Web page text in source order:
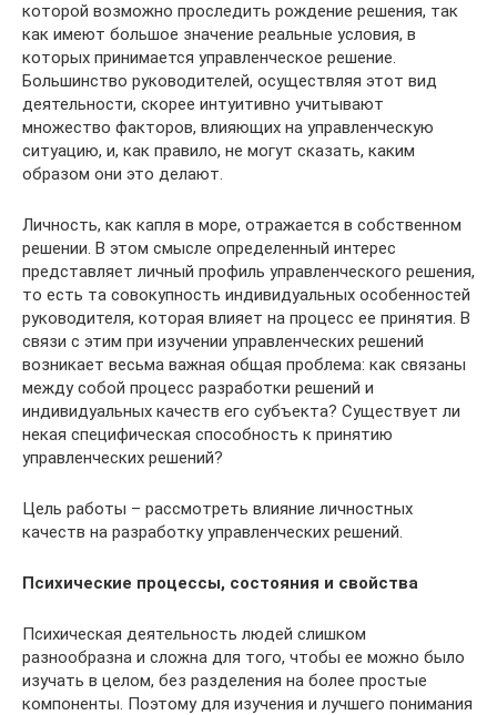
которой возможно проследить рождение решения, так
как имеют большое значение реальные условия, в
которых принимается управленческое решение.
Большинство руководителей, осуществляя этот вид
деятельности, скорее интуитивно учитывают
множество факторов, влияющих на управленческую
ситуацию, и, как правило, не могут сказать, каким
образом они это делают.
Личность, как капля в море, отражается в собственном
решении. В этом смысле определенный интерес
представляет личный профиль управленческого решения,
то есть та совокупность индивидуальных особенностей
руководителя, которая влияет на процесс ее принятия. В
связи с этим при изучении управленческих решений
возникает весьма важная общая проблема: как связаны
между собой процесс разработки решений и
индивидуальных качеств его субъекта? Существует ли
некая специфическая способность к принятию
управленческих решений?
Цель работы – рассмотреть влияние личностных
качеств на разработку управленческих решений.
Психические процессы, состояния и свойства
Психическая деятельность людей слишком
разнообразна и сложна для того, чтобы ее можно было
изучать в целом, без разделения на более простые
компоненты. Поэтому для изучения и лучшего понимания